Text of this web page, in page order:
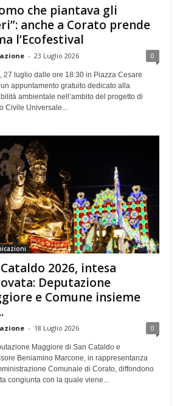
che piantava gli
anche a Corato prende
l’Ecofestival
- 23 Luglio 2026 0
27 luglio dalle ore 18:30 in Piazza Cesare
un appuntamento gratuito dedicato alla
ambientale nell’ambito del progetto di
Civile Universale...
2026, intesa
Deputazione
e Comune insieme
- 18 Luglio 2026 0
Maggiore di San Cataldo e
Beniamino Marcone, in rappresentanza
Comunale di Corato, diffondono
congiunta con la quale viene...